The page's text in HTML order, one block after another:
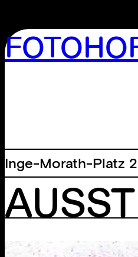
Inge-Morath-Platz